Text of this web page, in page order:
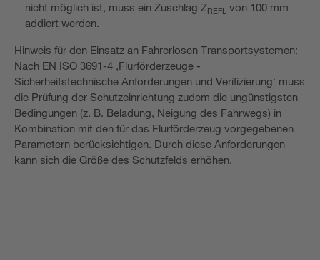
nicht möglich ist, muss ein Zuschlag ZREFL von 100 mm
addiert werden.
Hinweis für den Einsatz an Fahrerlosen Transportsystemen:
Nach EN ISO 3691-4 ‚Flurförderzeuge -
Sicherheitstechnische Anforderungen und Verifizierung‘ muss
die Prüfung der Schutzeinrichtung zudem die ungünstigsten
Bedingungen (z. B. Beladung, Neigung des Fahrwegs) in
Kombination mit den für das Flurförderzeug vorgegebenen
Parametern berücksichtigen. Durch diese Anforderungen
kann sich die Größe des Schutzfelds erhöhen.